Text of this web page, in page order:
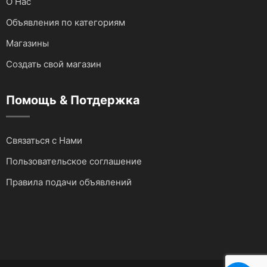
Объявления по категориям
Магазины
Создать свой магазин
Помощь & Потдержка
Связаться с Нами
Пользовательское соглашение
Правила подачи объявлений